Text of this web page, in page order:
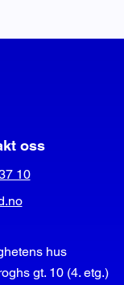
oss
10
hus
gt. 10 (4. etg.)